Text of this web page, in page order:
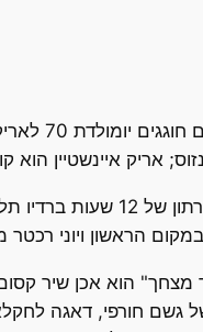
אריק איינשטיין הוא
האהוב ביותר של איינשטיין. שלא במפתיע,
הראשון ויוני
הוא אכן שיר
גשם חורפי, דאגה